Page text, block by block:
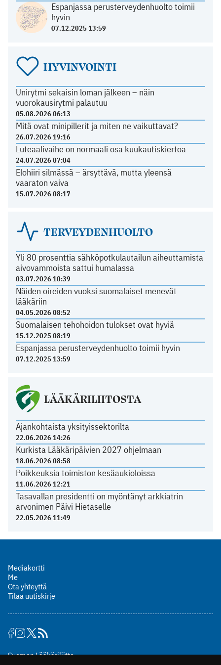
Espanjassa perusterveydenhuolto toimii
hyvin
07.12.2025 13:59
HYVINVOINTI
Unirytmi sekaisin loman jälkeen – näin
vuorokausirytmi palautuu
05.08.2026 06:13
Mitä ovat minipillerit ja miten ne vaikuttavat?
26.07.2026 19:16
Luteaalivaihe on normaali osa kuukautiskiertoa
24.07.2026 07:04
Elohiiri silmässä – ärsyttävä, mutta yleensä
vaaraton vaiva
15.07.2026 08:17
TERVEYDENHUOLTO
Yli 80 prosenttia sähköpotkulautailun aiheuttamista
aivovammoista sattui humalassa
03.07.2026 10:39
Näiden oireiden vuoksi suomalaiset menevät
lääkäriin
04.05.2026 08:52
Suomalaisen tehohoidon tulokset ovat hyviä
15.12.2025 08:19
Espanjassa perusterveydenhuolto toimii hyvin
07.12.2025 13:59
LÄÄKÄRILIITOSTA
Ajankohtaista yksityissektorilta
22.06.2026 14:26
Kurkista Lääkäripäivien 2027 ohjelmaan
18.06.2026 08:58
Poikkeuksia toimiston kesäaukioloissa
11.06.2026 12:21
Tasavallan presidentti on myöntänyt arkkiatrin
arvonimen Päivi Hietaselle
22.05.2026 11:49
Mediakortti
Me
Ota yhteyttä
Tilaa uutiskirje
Suomen Lääkäriliitto